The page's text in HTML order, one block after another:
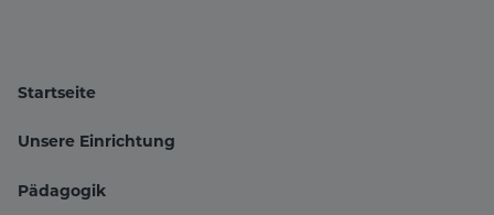
Startseite
Unsere Einrichtung
Pädagogik